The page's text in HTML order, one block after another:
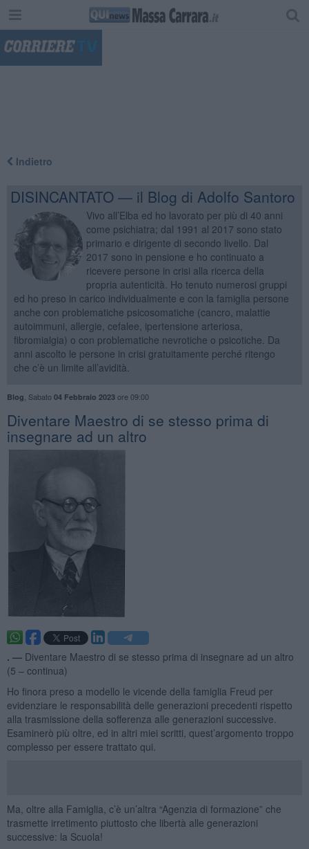
Indietro
DISINCANTATO — il Blog di Adolfo Santoro
Vivo all’Elba ed ho lavorato per più di 40 anni
come psichiatra; dal 1991 al 2017 sono stato
primario e dirigente di secondo livello. Dal
2017 sono in pensione e ho continuato a
ricevere persone in crisi alla ricerca della
propria autenticità. Ho tenuto numerosi gruppi
ed ho preso in carico individualmente e con la famiglia persone
anche con problematiche psicosomatiche (cancro, malattie
autoimmuni, allergie, cefalee, ipertensione arteriosa,
fibromialgia) o con problematiche nevrotiche o psicotiche. Da
anni ascolto le persone in crisi gratuitamente perché ritengo
che c’è un limite all’avidità.
Blog Sabato 04 Febbraio 2023ore 09:00
​Diventare Maestro di se stesso prima di
insegnare ad un altro
. — Diventare Maestro di se stesso prima di insegnare ad un altro
(5 – continua)
Ho finora preso a modello le vicende della famiglia Freud per
evidenziare le responsabilità delle generazioni precedenti rispetto
alla trasmissione della sofferenza alle generazioni successive.
Esaminerò più oltre, ed in altri miei scritti, quest’argomento troppo
complesso per essere trattato qui.
Ma, oltre alla Famiglia, c’è un’altra “Agenzia di formazione” che
trasmette irretimento piuttosto che libertà alle generazioni
successive: la Scuola!